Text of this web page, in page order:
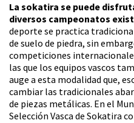
La sokatira se puede
diversos campeonatos
deporte se practica
de suelo de piedra, sin
competiciones
las que los equipos vascos
auge a esta modalidad que,
cambiar las tradicionales
de piezas metálicas. En el
Selección Vasca de Sokatira